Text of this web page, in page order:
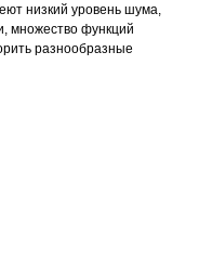
низкий уровень шума,
множество функций
разнообразные